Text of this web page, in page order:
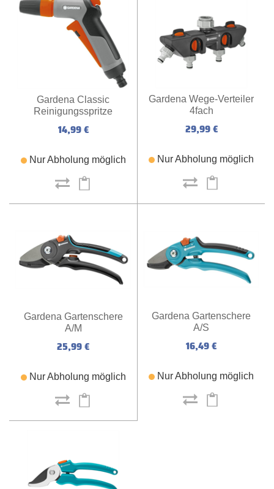
Gardena Classic
Reinigungsspritze
14,99 €
Nur Abholung möglich
Gardena Wege-Verteiler
4fach
29,99 €
Nur Abholung möglich
Gardena Gartenschere
A/M
25,99 €
Nur Abholung möglich
Gardena Gartenschere
A/S
16,49 €
Nur Abholung möglich